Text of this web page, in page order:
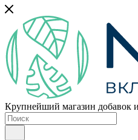
Крупнейший магазин добавок